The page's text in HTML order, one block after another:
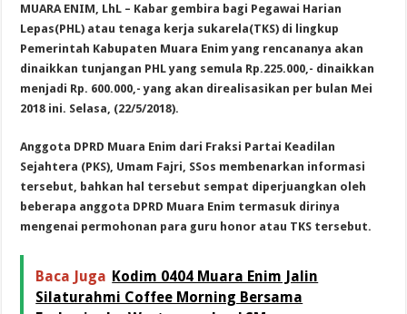
MUARA ENIM, LhL – Kabar gembira bagi Pegawai Harian
Lepas(PHL) atau tenaga kerja sukarela(TKS) di lingkup
Pemerintah Kabupaten Muara Enim yang rencananya akan
dinaikkan tunjangan PHL yang semula Rp.225.000,- dinaikkan
menjadi Rp. 600.000,- yang akan direalisasikan per bulan Mei
2018 ini. Selasa, (22/5/2018).
Anggota DPRD Muara Enim dari Fraksi Partai Keadilan
Sejahtera (PKS), Umam Fajri, SSos membenarkan informasi
tersebut, bahkan hal tersebut sempat diperjuangkan oleh
beberapa anggota DPRD Muara Enim termasuk dirinya
mengenai permohonan para guru honor atau TKS tersebut.
Baca Juga Kodim 0404 Muara Enim Jalin
Silaturahmi Coffee Morning Bersama